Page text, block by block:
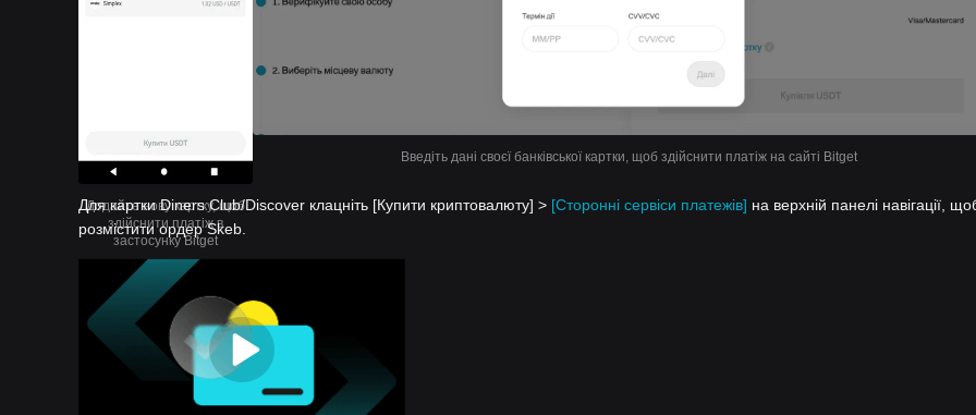
Додайте нову картку, щоб
здійснити платіж в
застосунку Bitget
Введіть дані своєї банківської картки, щоб здійснити платіж на сайті Bitget
Для картки Diners Club/Discover клацніть [Купити криптовалюту] > [Сторонні сервіси платежів] на верхній панелі навігації,
розмістити ордер Skeb.